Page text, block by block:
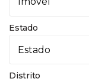
Estado
Distrito